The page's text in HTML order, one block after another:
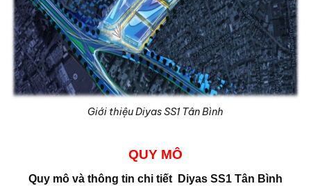
Giới thiệu Diyas SS1 Tân Bình
QUY MÔ
Quy mô và thông tin chi tiết Diyas SS1 Tân Bình